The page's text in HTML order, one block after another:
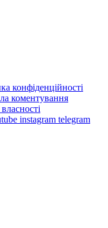
конфіденційності
коментування
instagram telegram